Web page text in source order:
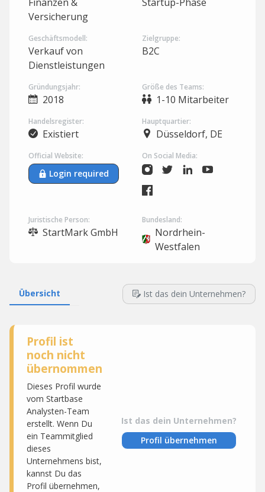
Versicherung
Geschäftsmodell:
Verkauf von
Dienstleistungen
Zielgruppe:
B2C
Gründungsjahr:
2018
Größe des Teams:
1-10 Mitarbeiter
Handelsregister:
Existiert
Hauptquartier:
Düsseldorf, DE
Official Website:
Login required
On Social Media:
Juristische Person:
StartMark GmbH
Bundesland:
Nordrhein-
Westfalen
Übersicht Ist das dein Unternehmen?
Profil ist
noch nicht
übernommen
Dieses Profil wurde
vom Startbase
Analysten-Team
erstellt. Wenn Du
ein Teammitglied
dieses
Unternehmens bist,
kannst Du das
Profil übernehmen,
Ist das dein Unternehmen?
Profil übernehmen